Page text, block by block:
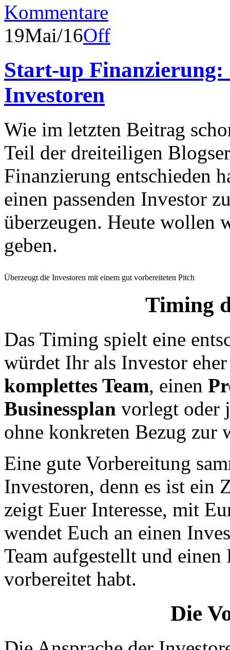
Kommentare
19Mai/16Off
Start-up Finanzierung:
Investoren
Wie im letzten Beitrag
Teil der dreiteiligen
Finanzierung entschieden
einen passenden Investor
überzeugen. Heute wollen
geben.
Überzeugt die Investoren mit einem gut vorbereiteten Pitch
Timing
Das Timing spielt eine
würdet Ihr als Investor
komplettes Team, einen
Businessplan vorlegt oder
ohne konkreten Bezug zur
Eine gute Vorbereitung
Investoren, denn es ist ein
zeigt Euer Interesse, mit
wendet Euch an einen
Team aufgestellt und
vorbereitet habt.
Die